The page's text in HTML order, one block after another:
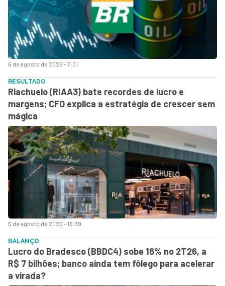
6 de agosto de 2026 - 7:01
5 de agosto de 2026 - 18:30
RESULTADO
Riachuelo (RIAA3) bate recordes de lucro e
margens; CFO explica a estratégia de crescer sem
mágica
BALANÇO
Lucro do Bradesco (BBDC4) sobe 16% no 2T26, a
R$ 7 bilhões; banco ainda tem fôlego para acelerar
a virada?